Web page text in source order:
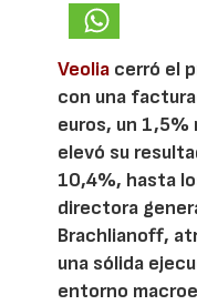
Veolia cerró el
con una
euros, un 1,5%
elevó su
10,4%, hasta
directora
Brachlianoff,
una sólida
entorno